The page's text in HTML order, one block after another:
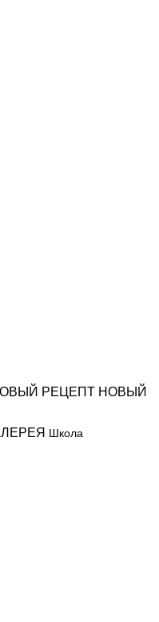
РЕЦЕПТ НОВЫЙ
Школа